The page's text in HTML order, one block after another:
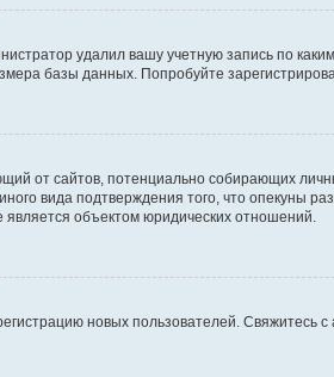
удалил вашу учетную запись по
базы данных. Попробуйте
от сайтов, потенциально собирающих
вида подтверждения того, что опекуны
объектом юридических отношений.
новых пользователей. Свяжитесь